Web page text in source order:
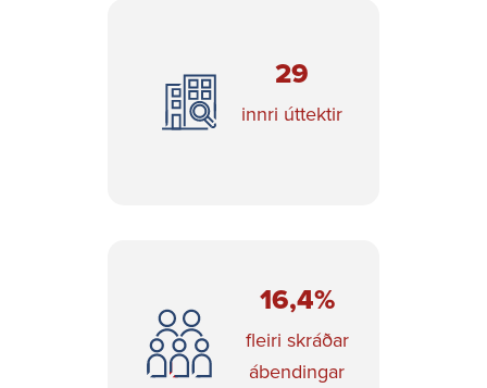
29
innri úttektir
16,4%
fleiri skráðar
ábendingar